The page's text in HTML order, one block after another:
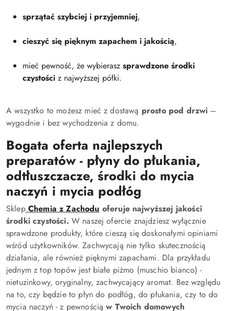
sprzątać szybciej i przyjemniej,
cieszyć się pięknym zapachem i jakością,
mieć pewność, że wybierasz sprawdzone środki
czystości z najwyższej półki.
A wszystko to możesz mieć z dostawą prosto pod drzwi –
wygodnie i bez wychodzenia z domu.
Bogata oferta najlepszych
preparatów - płyny do płukania,
odtłuszczacze, środki do mycia
naczyń i mycia podłóg
Sklep Chemia z Zachodu oferuje najwyższej jakości
środki czystości. W naszej ofercie znajdziesz wyłącznie
sprawdzone produkty, które cieszą się doskonałymi opiniami
wśród użytkowników. Zachwycają nie tylko skutecznością
działania, ale również pięknymi zapachami. Dla przykładu
jednym z top topów jest białe piżmo (muschio bianco) -
nietuzinkowy, oryginalny, zachwycający aromat. Bez względu
na to, czy będzie to płyn do podłóg, do płukania, czy to do
mycia naczyń - z pewnościąw Twoich domowych